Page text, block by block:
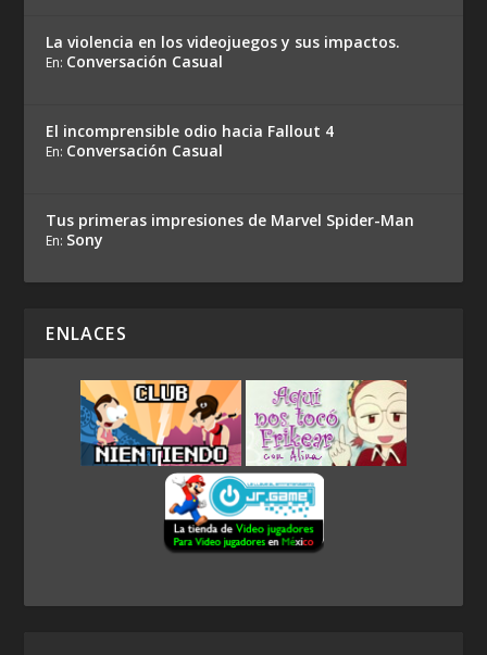
La violencia en los videojuegos y sus impactos.
En: Conversación Casual
El incomprensible odio hacia Fallout 4
En: Conversación Casual
Tus primeras impresiones de Marvel Spider-Man
En: Sony
ENLACES